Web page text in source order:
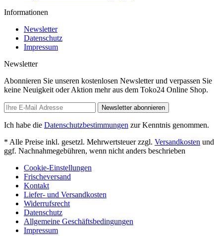
Informationen
Newsletter
Datenschutz
Impressum
Newsletter
Abonnieren Sie unseren kostenlosen Newsletter und verpassen Sie
keine Neuigkeit oder Aktion mehr aus dem Toko24 Online Shop.
Newsletter abonnieren
Ich habe die Datenschutzbestimmungen zur Kenntnis genommen.
* Alle Preise inkl. gesetzl. Mehrwertsteuer zzgl. Versandkosten und
ggf. Nachnahmegebühren, wenn nicht anders beschrieben
Cookie-Einstellungen
Frischeversand
Kontakt
Liefer- und Versandkosten
Widerrufsrecht
Datenschutz
Allgemeine Geschäftsbedingungen
Impressum